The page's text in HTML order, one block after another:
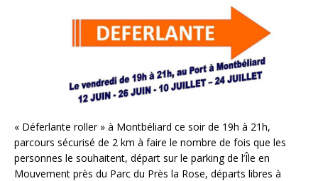
« Déferlante roller » à Montbéliard ce soir de 19h à 21h,
parcours sécurisé de 2 km à faire le nombre de fois que les
personnes le souhaitent, départ sur le parking de l’Île en
Mouvement près du Parc du Près la Rose, départs libres à